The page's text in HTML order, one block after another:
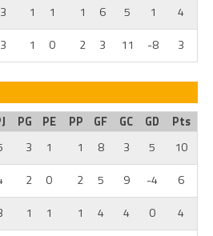
3 1 1 1 6 5 1
4
3 1 0 2 3 11 -8 3
PG PE PP GF GC GD
Pts
3 1 1 8 3 5
10
2 0 2 5 9 -4
6
1 1 1 4 4 0
4